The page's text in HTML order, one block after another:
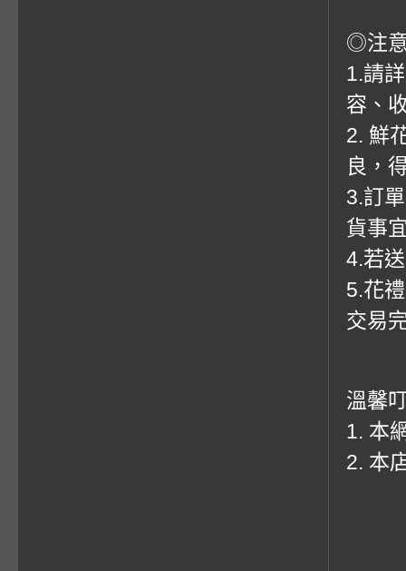
◎注
1.請
容、
2. 鮮
良，
3.訂
貨事
4.若
5.花
交易
溫馨
1. 本
2. 本